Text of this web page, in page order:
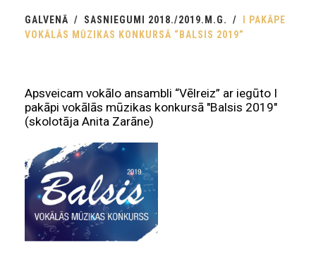
GALVENĀ SASNIEGUMI 2018./2019.M.G.
I PAKĀPE
VOKĀLĀS MŪZIKAS KONKURSĀ “BALSIS 2019”
Apsveicam vokālo ansambli “Vēlreiz” ar iegūto I
pakāpi vokālās mūzikas konkursā "Balsis 2019"
(skolotāja Anita Zarāne)